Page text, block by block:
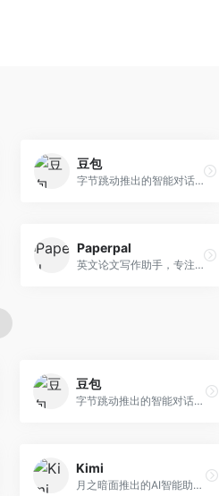
豆包
字节跳动推出的智能对话助手平台，提供文本创作、知识问答、英语学习等多种AI服务。面向普通用户和内容创作者，支持多轮对话和文件解析，免费使用，响应速度快，中文理解能力强。
Paperpal
英文论文写作助手，专注于学术英语润色。面向需要发表国际期刊的研究者，提供语法检查、学术表达优化、格式规范等服务，英语表达地道专业。
豆包
字节跳动推出的智能对话助手平台，提供文本创作、知识问答、英语学习等多种AI服务。面向普通用户和内容创作者，支持多轮对话和文件解析，免费使用，响应速度快，中文理解能力强。
Kimi
月之暗面推出的AI智能助手，核心优势在于超长文本处理能力，支持20万字以上文档分析。面向学术研究者、职场人士和内容创作者，提供文档解读、PPT生成、联网搜索等综合服务。